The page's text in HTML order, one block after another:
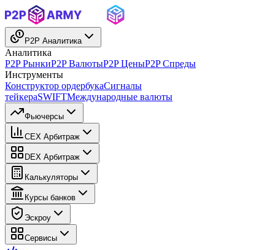
P2P Аналитика
Аналитика
P2P РынкиP2P ВалютыP2P ЦеныP2P Спреды
Инструменты
Конструктор ордербукаСигналы
тейкераSWIFTМеждународные валюты
Фьючерсы
CEX Арбитраж
DEX Арбитраж
Калькуляторы
Курсы банков
Эскроу
Сервисы